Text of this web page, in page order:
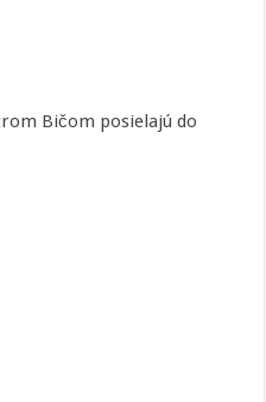
Bičom posielajú do